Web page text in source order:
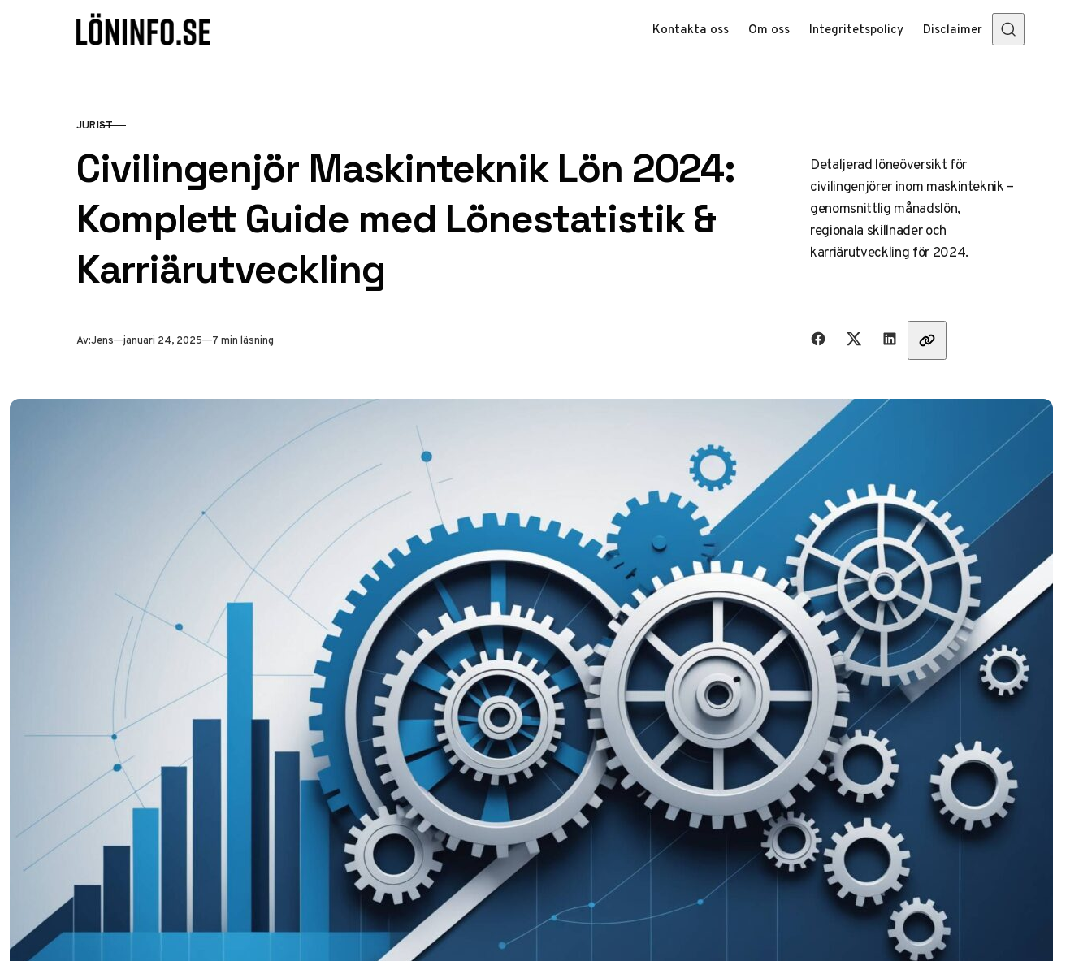
Hoppa till innehåll
Kontakta oss Om oss Integritetspolicy Disclaimer
KATEGORI
JURIST
Civilingenjör Maskinteknik Lön 2024:
Komplett Guide med Lönestatistik &
Karriärutveckling
Detaljerad löneöversikt för
civilingenjörer inom maskinteknik –
genomsnittlig månadslön,
regionala skillnader och
karriärutveckling för 2024.
Av:Jens Publicerad
januari 24, 2025 7 min läsning Dela med vänner